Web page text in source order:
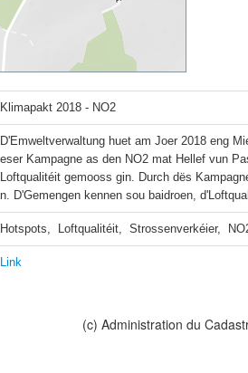
Klimapakt 2018 - NO2
D'Emweltverwaltung huet am Joer 2018 eng
eser Kampagne as den NO2 mat Hellef vun
Loftqualitéit gemooss gin. Durch dës
n. D'Gemengen kennen sou baidroen,
Hotspots,  Loftqualitéit,  Strossenverkéier,
Link
(c) Administration du